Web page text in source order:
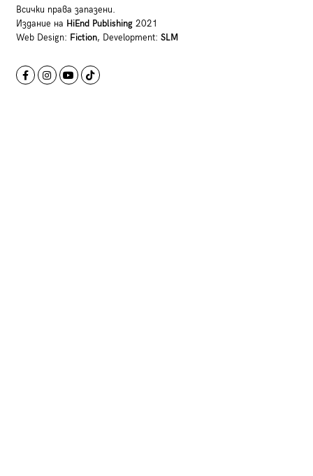
Всички права запазени.
Издание на HiEnd Publishing2021
Web Design: Fiction, Development: SLM